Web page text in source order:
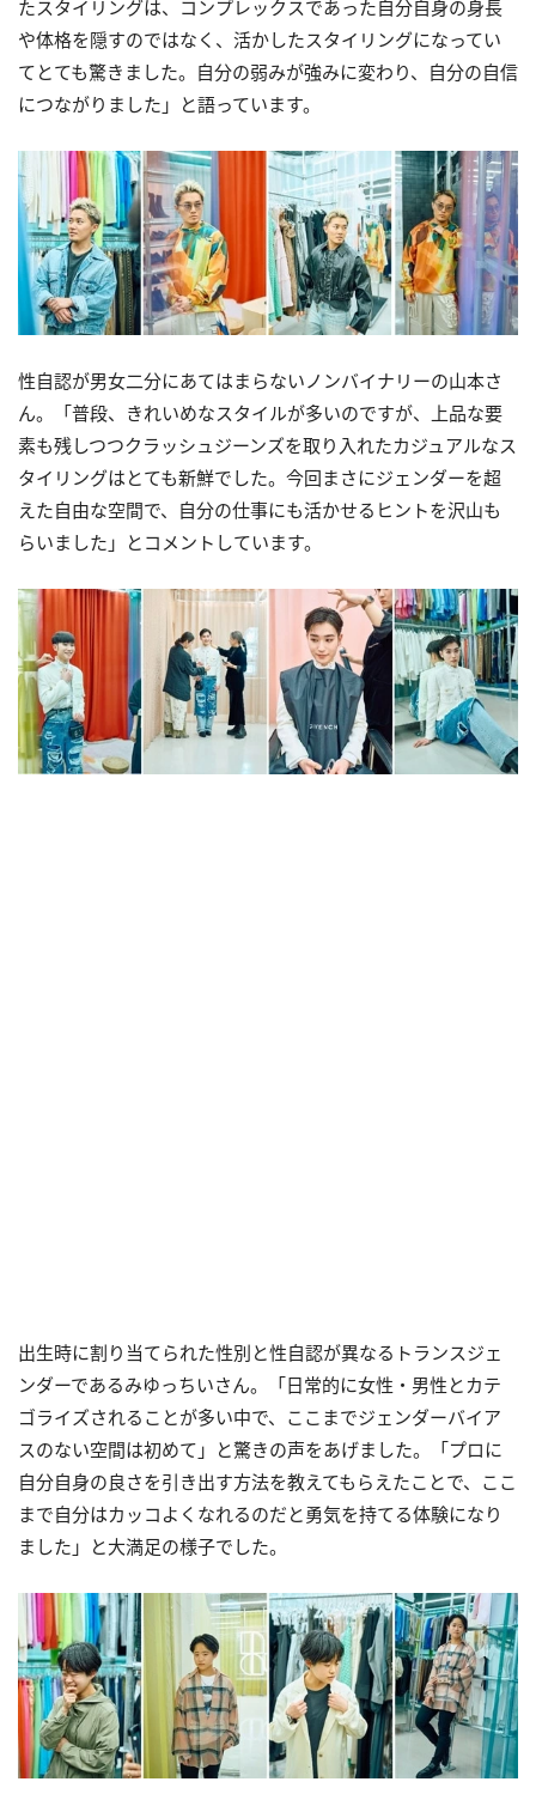
たスタイリングは、コンプレックスであった自分自身の身長
や体格を隠すのではなく、活かしたスタイリングになってい
てとても驚きました。自分の弱みが強みに変わり、自分の自信
につながりました」と語っています。
性自認が男女二分にあてはまらないノンバイナリーの山本さ
ん。「普段、きれいめなスタイルが多いのですが、上品な要
素も残しつつクラッシュジーンズを取り入れたカジュアルなス
タイリングはとても新鮮でした。今回まさにジェンダーを超
えた自由な空間で、自分の仕事にも活かせるヒントを沢山も
らいました」とコメントしています。
出生時に割り当てられた性別と性自認が異なるトランスジェ
ンダーであるみゆっちいさん。「日常的に女性・男性とカテ
ゴライズされることが多い中で、ここまでジェンダーバイア
スのない空間は初めて」と驚きの声をあげました。「プロに
自分自身の良さを引き出す方法を教えてもらえたことで、ここ
まで自分はカッコよくなれるのだと勇気を持てる体験になり
ました」と大満足の様子でした。